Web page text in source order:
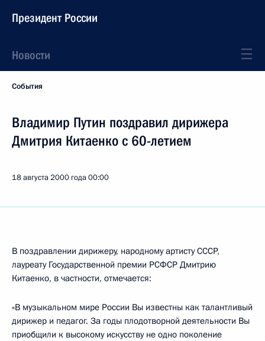
Президент России
Новости
События
Владимир Путин поздравил дирижера
Дмитрия Китаенко с 60-летием
18 августа 2000 года00:00
В поздравлении дирижеру, народному артисту СССР,
лауреату Государственной премии РСФСР Дмитрию
Китаенко, в частности, отмечается:
«В музыкальном мире России Вы известны как талантливый
дирижер и педагог. За годы плодотворной деятельности Вы
приобщили к высокому искусству не одно поколение